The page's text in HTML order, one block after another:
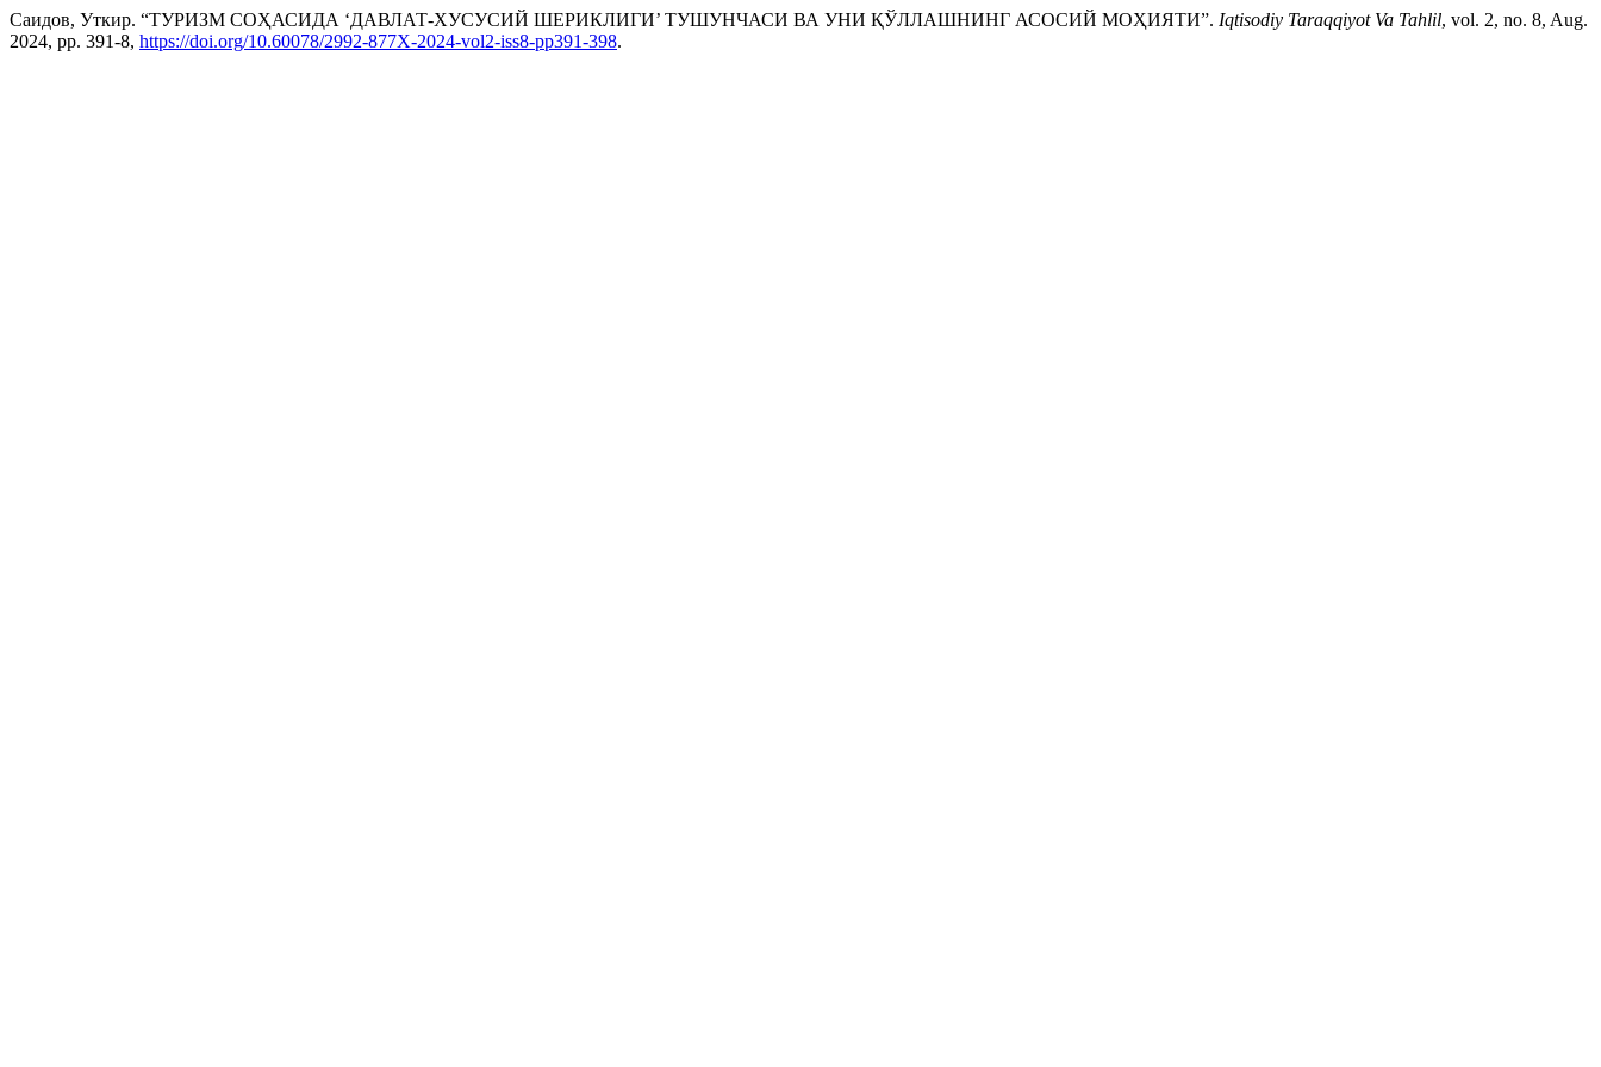
Саидов, Уткир. “ТУРИЗМ СОҲАСИДА ‘ДАВЛАТ-ХУСУСИЙ ШЕРИКЛИГИ’ ТУШУНЧАСИ ВА УНИ ҚЎЛЛАШНИНГ АСОСИЙ МОҲИЯТИ”. Iqtisodiy Taraqqiyot Va Tahlil, vol. 2, no. 8, Aug.
2024, pp. 391-8, https://doi.org/10.60078/2992-877X-2024-vol2-iss8-pp391-398.